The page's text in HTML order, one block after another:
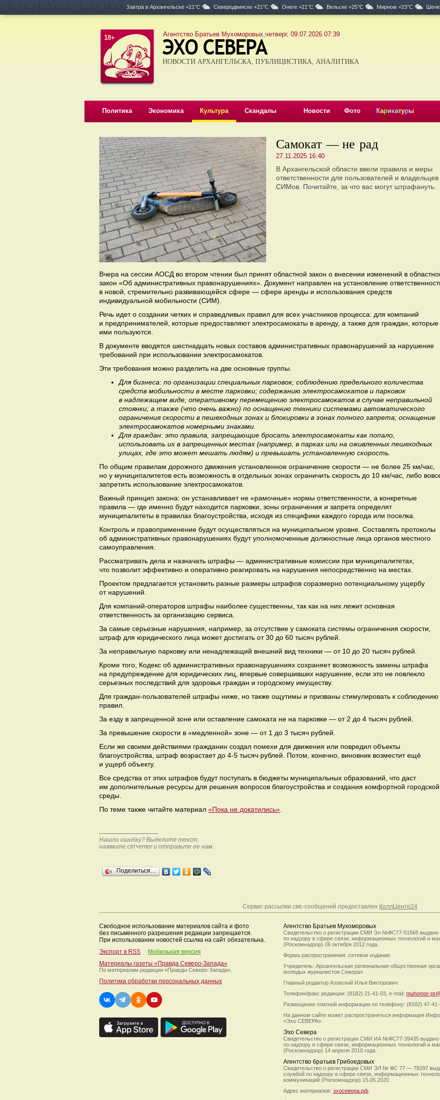
Завтра в Архангельске +21°C Северодвинске +21°C Онеге +21°C Вельске +25°C Мирном +23°C
18+ Агентство Братьев Мухоморовых,четверг, 09.07.2026 07:39
НОВОСТИ АРХАНГЕЛЬСКА, ПУБЛИЦИСТИКА, АНАЛИТИКА
Политика Экономика Культура Скандалы Новости Фото Карикатуры
Самокат — не рад
27.11.2025 16:40
В Архангельской области ввели правила и меры
ответственности для пользователей и владельцев
СИМов. Почитайте, за что вас могут штрафануть.
Вчера на сессии АОСД во втором чтении был принят областной закон о внесении изменений в
закон «Об административных правонарушениях». Документ направлен на установление
в новой, стремительно развивающейся сфере — сфере аренды и использования средств
индивидуальной мобильности (СИМ).
Речь идет о создании четких и справедливых правил для всех участников процесса: для компаний
и предпринимателей, которые предоставляют электросамокаты в аренду, а также для граждан, которые
ими пользуются.
В документе вводятся шестнадцать новых составов административных правонарушений за нарушение
требований при использовании электросамокатов.
Эти требования можно разделить на две основные группы.
Для бизнеса: по организации специальных парковок; соблюдению предельного количества
средств мобильности в месте парковки; содержанию электросамокатов и парковок
в надлежащем виде; оперативному перемещению электросамокатов в случае неправильной
стоянки; а также (что очень важно) по оснащению техники системами автоматического
ограничения скорости в пешеходных зонах и блокировки в зонах полного запрета; оснащение
электросамокатов номерными знаками.
Для граждан: это правила, запрещающие бросать электросамокаты как попало,
использовать их в запрещенных местах (например, в парках или на оживленных пешеходных
улицах, где это может мешать людям) и превышать установленную скорость.
По общим правилам дорожного движения установленное ограничение скорости — не более 25 км/час,
но у муниципалитетов есть возможность в отдельных зонах ограничить скорость до 10 км/час, либо
запретить использование электросамокатов.
Важный принцип закона: он устанавливает не «рамочные» нормы ответственности, а конкретные
правила — где именно будут находится парковки, зоны ограничения и запрета определят
муниципалитеты в правилах благоустройства, исходя из специфики каждого города или поселка.
Контроль и правоприменение будут осуществляться на муниципальном уровне. Составлять протоколы
об административных правонарушениях будут уполномоченные должностные лица органов местного
самоуправления.
Рассматривать дела и назначать штрафы — административные комиссии при муниципалитетах,
что позволит эффективно и оперативно реагировать на нарушения непосредственно на местах.
Проектом предлагается установить разные размеры штрафов соразмерно потенциальному ущербу
от нарушений.
Для компаний-операторов штрафы наиболее существенны, так как на них лежит основная
ответственность за организацию сервиса.
За самые серьезные нарушения, например, за отсутствие у самоката системы ограничения скорости,
штраф для юридического лица может достигать от 30 до 60 тысяч рублей.
За неправильную парковку или ненадлежащий внешний вид техники — от 10 до 20 тысяч рублей.
Кроме того, Кодекс об административных правонарушениях сохраняет возможность замены штрафа
на предупреждение для юридических лиц, впервые совершивших нарушение, если это не повлекло
серьезных последствий для здоровья граждан и городскому имуществу.
Для граждан-пользователей штрафы ниже, но также ощутимы и призваны стимулировать к соблюдению
правил.
За езду в запрещенной зоне или оставление самоката не на парковке — от 2 до 4 тысяч рублей.
За превышение скорости в «медленной» зоне — от 1 до 3 тысяч рублей.
Если же своими действиями гражданин создал помехи для движения или повредил объекты
благоустройства, штраф возрастает до 4-5 тысяч рублей. Потом, конечно, виновник возместит ещё
и ущерб объекту.
Все средства от этих штрафов будут поступать в бюджеты муниципальных образований, что даст
им дополнительные ресурсы для решения вопросов благоустройства и создания комфортной городской
среды.
По теме также читайте материал «Пока не докатились»
Нашли ошибку? Выделите текст,
нажмите ctrl+enter и отправьте ее нам.
Поделиться…
Сервис рассылки смс-сообщений предоставлен КоллЦентр24
Свободное использование материалов сайта и фото
без письменного разрешения редакции запрещается.
При использовании новостей ссылка на сайт обязательна.
Экспорт в RSS
Мобильная версия
Материалы газеты «Правда Северо-Запада»
По материалам редакции «Правды Северо-Запада».
Политика обработки персональных данных
Агентство Братьев Мухоморовых
Свидетельство о регистрации СМИ Эл №ФС77-51565 выдано
по надзору в сфере связи, информационных технологий и
(Роскомнадзор) 26 октября 2012 года.
Форма распространения: сетевое издание.
Учредитель: Архангельская региональная общественная
молодых журналистов Севера».
Главный редактор Азовский Илья Викторович.
Телефон/факс редакции: (8182) 21-41-03, e-mail: muhomor-
Размещение платной информации по телефону: (8182) 47-
На данном сайте может распространяться информация
«Эхо СЕВЕРА».
Эхо Севера
Свидетельство о регистрации СМИ ИА №ФС77-39435 выдано
по надзору в сфере связи, информационных технологий и
(Роскомнадзор) 14 апреля 2010 года.
Агентство братьев Грибоедовых
Свидетельство о регистрации СМИ ЭЛ № ФС 77 — 78297
службой по надзору в сфере связи, информационных
коммуникаций (Роскомнадзор) 15.05.2020.
Адрес материалов: эхосевера.рф